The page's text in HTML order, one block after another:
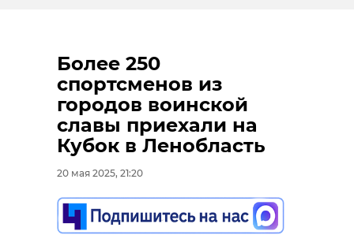
Более 250
спортсменов из
городов воинской
славы приехали на
Кубок в Ленобласть
20 мая 2025, 21:20